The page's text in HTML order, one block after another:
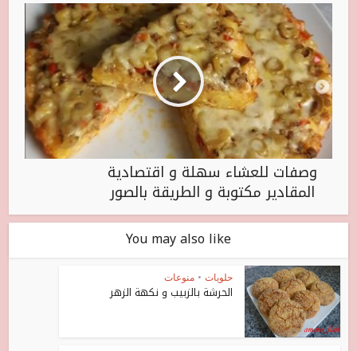
وصفات للعشاء سهلة و اقتصادية
المقادير مكتوبة و الطريقة بالصور
You may also like
حلويات • منوعات
الحرشة بالزبيب و نكهة الزهر